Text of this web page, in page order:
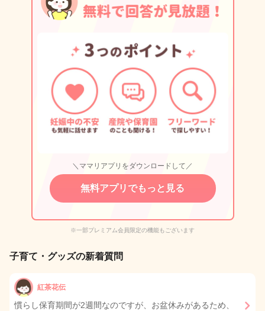
＼ママリアプリをダウンロードして／
無料アプリでもっと見る
※一部プレミアム会員限定の機能もございます
子育て・グッズの新着質問
紅茶花伝
慣らし保育期間が2週間なのですが、お盆休みがあるため、